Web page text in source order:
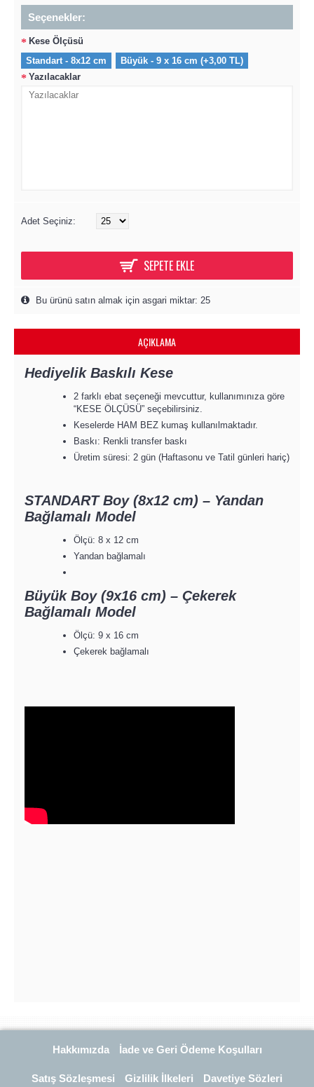
Seçenekler:
Kese Ölçüsü
Standart - 8x12 cm
Büyük - 9 x 16 cm (+3,00 TL)
Yazılacaklar
Adet Seçiniz:
SEPETE EKLE
Bu ürünü satın almak için asgari miktar: 25
AÇIKLAMA
Hediyelik Baskılı Kese
2 farklı ebat seçeneği mevcuttur, kullanımınıza göre
“KESE ÖLÇÜSÜ” seçebilirsiniz.
Keselerde HAM BEZ kumaş kullanılmaktadır.
Baskı: Renkli transfer baskı
Üretim süresi: 2 gün (Haftasonu ve Tatil günleri hariç)
STANDART Boy (8x12 cm) – Yandan
Bağlamalı Model
Ölçü: 8 x 12 cm
Yandan bağlamalı
Büyük Boy (9x16 cm) – Çekerek
Bağlamalı Model
Ölçü: 9 x 16 cm
Çekerek bağlamalı
Hakkımızda İade ve Geri Ödeme Koşulları
Satış Sözleşmesi Gizlilik İlkeleri Davetiye Sözleri